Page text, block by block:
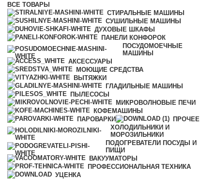
ВСЕ ТОВАРЫ
СТИРАЛЬНЫЕ МАШИНЫ
СУШИЛЬНЫЕ МАШИНЫ
ДУХОВЫЕ ШКАФЫ
ПАНЕЛИ КОНФОРОК
ПОСУДОМОЕЧНЫЕ
МАШИНЫ
АКСЕССУАРЫ
МОЮЩИЕ СРЕДСТВА
ВЫТЯЖКИ
ГЛАДИЛЬНЫЕ МАШИНЫ
ПЫЛЕСОСЫ
МИКРОВОЛНОВЫЕ ПЕЧИ
КОФЕМАШИНЫ
ПАРОВАРКИ
ПРОЧЕЕ
ХОЛОДИЛЬНИКИ И
МОРОЗИЛЬНИКИ
ПОДОГРЕВАТЕЛИ ПОСУДЫ И
ПИЩИ
ВАКУУМАТОРЫ
ПРОФЕССИОНАЛЬНАЯ ТЕХНИКА
УЦЕНКА